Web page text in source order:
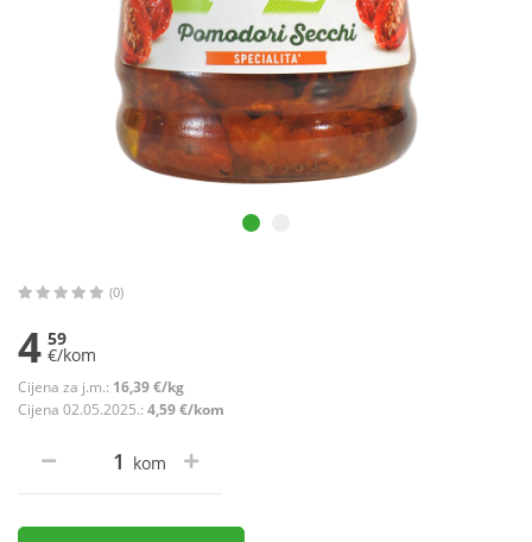
(0)
4 59
€/kom
Cijena za j.m.: 16,39 €/kg
Cijena 02.05.2025.: 4,59 €/kom
kom